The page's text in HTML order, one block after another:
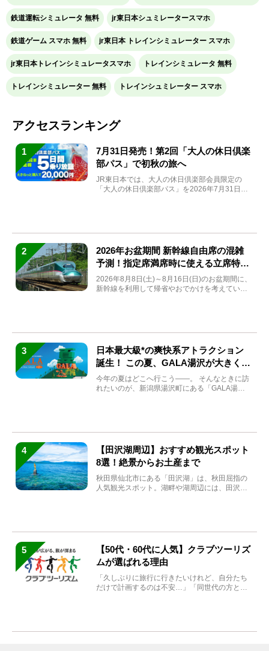
鉄道運転シミュレータ 無料 jr東日本シュミレータースマホ
鉄道ゲーム スマホ 無料 jr東日本 トレインシミュレーター スマホ
jr東日本トレインシミュレータスマホ トレインシミュレータ 無料
トレインシミュレーター 無料 トレインシュミレーター スマホ
アクセスランキング
1
7月31日発売！第2回「大人の休日倶楽
部パス」で初秋の旅へ
JR東日本では、大人の休日倶楽部会員限定の
「大人の休日倶楽部パス」を2026年7月31日
2
2026年お盆期間 新幹線自由席の混雑
予測！指定席満席時に使える立席特急
券も解説
2026年8月8日(土)～8月16日(日)のお盆期間に、
新幹線を利用して帰省やおでかけを考えている
3
日本最大級*の爽快系アトラクション
誕生！ この夏、GALA湯沢が大きく生
まれ変わる
今年の夏はどこへ行こう――。 そんなときに訪
れたいのが、新潟県湯沢町にある「GALA湯
4
【田沢湖周辺】おすすめ観光スポット
8選！絶景からお土産まで
秋田県仙北市にある「田沢湖」は、秋田屈指の
人気観光スポット。湖畔や湖周辺には、田沢湖
5
【50代・60代に人気】クラブツーリズ
ムが選ばれる理由
「久しぶりに旅行に行きたいけれど、自分たち
だけで計画するのは不安…」「同世代の方と気